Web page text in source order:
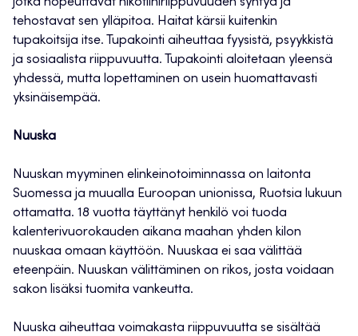
jotka nopeuttavat nikotiiniriippuvuuden syntyä ja
tehostavat sen ylläpitoa. Haitat kärsii kuitenkin
tupakoitsija itse. Tupakointi aiheuttaa fyysistä, psyykkistä
ja sosiaalista riippuvuutta. Tupakointi aloitetaan yleensä
yhdessä, mutta lopettaminen on usein huomattavasti
yksinäisempää.
Nuuska
Nuuskan myyminen elinkeinotoiminnassa on laitonta
Suomessa ja muualla Euroopan unionissa, Ruotsia lukuun
ottamatta. 18 vuotta täyttänyt henkilö voi tuoda
kalenterivuorokauden aikana maahan yhden kilon
nuuskaa omaan käyttöön. Nuuskaa ei saa välittää
eteenpäin. Nuuskan välittäminen on rikos, josta voidaan
sakon lisäksi tuomita vankeutta.
Nuuska aiheuttaa voimakasta riippuvuutta se sisältää